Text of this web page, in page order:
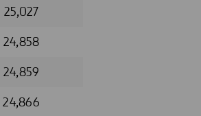
25,027
24,858
24,859
24,866